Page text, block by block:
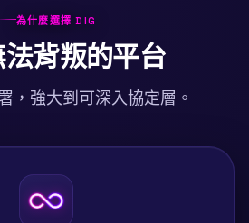
為什麼選擇 DIG
背叛的平台
，強大到可深入協定層。